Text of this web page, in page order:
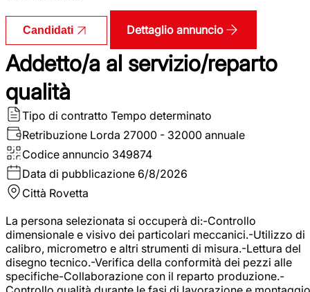
Candidati Dettaglio annuncio
Addetto/a al servizio/reparto
qualità
Tipo di contratto Tempo determinato
Retribuzione Lorda 27000 - 32000 annuale
Codice annuncio 349874
Data di pubblicazione 6/8/2026
Città Rovetta
La persona selezionata si occuperà di:-Controllo
dimensionale e visivo dei particolari meccanici.-Utilizzo di
calibro, micrometro e altri strumenti di misura.-Lettura del
disegno tecnico.-Verifica della conformità dei pezzi alle
specifiche-Collaborazione con il reparto produzione.-